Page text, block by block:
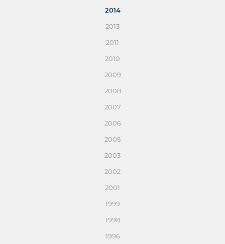
2014
2013
2011
2010
2009
2008
2007
2006
2005
2003
2002
2001
1999
1998
1996